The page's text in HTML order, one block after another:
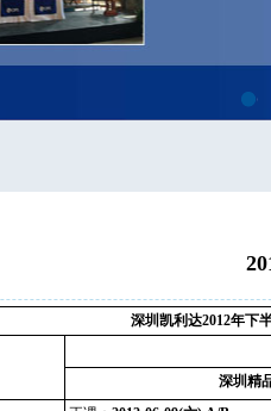
1
深圳凯利达2012年下
深圳精